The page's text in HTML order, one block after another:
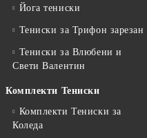
Йога тениски
Тениски за Трифон зарезан
Тениски за Влюбени и
Свети Валентин
Комплекти Тениски
Комплекти Тениски за
Коледа